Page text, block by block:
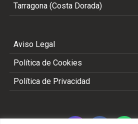
Tarragona (Costa Dorada)
Aviso Legal
Política de Cookies
Política de Privacidad